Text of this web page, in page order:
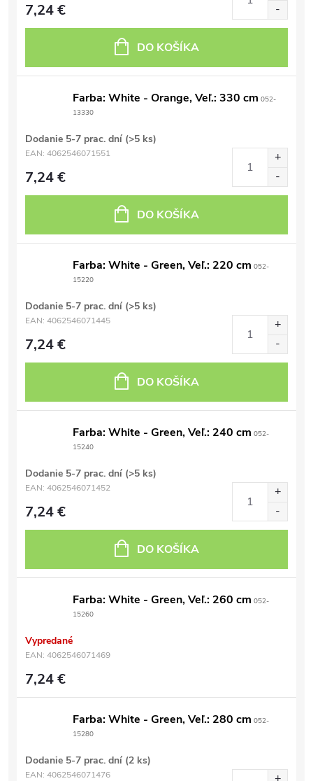
7,24 €
DO KOŠÍKA
Farba: White - Orange, Veľ.: 330 cm 052-
13330
Dodanie 5-7 prac. dní (>5 ks)
EAN: 4062546071551
7,24 €
DO KOŠÍKA
Farba: White - Green, Veľ.: 220 cm 052-
15220
Dodanie 5-7 prac. dní (>5 ks)
EAN: 4062546071445
7,24 €
DO KOŠÍKA
Farba: White - Green, Veľ.: 240 cm 052-
15240
Dodanie 5-7 prac. dní (>5 ks)
EAN: 4062546071452
7,24 €
DO KOŠÍKA
Farba: White - Green, Veľ.: 260 cm 052-
15260
Vypredané
EAN: 4062546071469
7,24 €
Farba: White - Green, Veľ.: 280 cm 052-
15280
Dodanie 5-7 prac. dní (2 ks)
EAN: 4062546071476